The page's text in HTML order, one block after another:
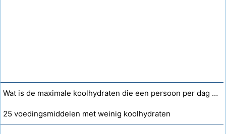
Wat is de maximale koolhydraten die een persoon per dag moet eten?
25 voedingsmiddelen met weinig koolhydraten